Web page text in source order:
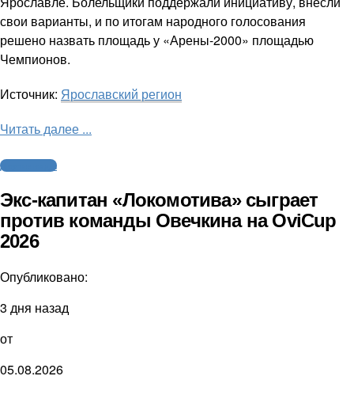
свои варианты, и по итогам народного голосования
решено назвать площадь у «Арены-2000» площадью
Чемпионов.
Источник: Ярославский регион
Читать далее ...
Другие виды
Экс-капитан «Локомотива» сыграет
против команды Овечкина на OviCup
2026
Опубликовано:
3 дня назад
от
05.08.2026